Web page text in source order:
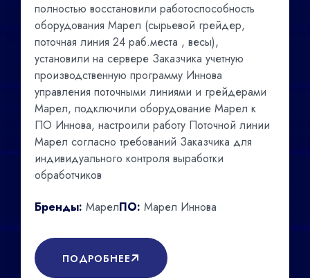
полностью восстановили работоспособность
оборудования Марел (сырьевой грейдер,
поточная линия 24 раб.места , весы),
установили на сервере Заказчика учетную
производственную программу Иннова
управления поточными линиями и грейдерами
Марел, подключили оборудование Марел к
ПО Иннова, настроили работу Поточной линии
Марел согласно требований Заказчика для
индивидуального контроля выработки
обработчиков
Бренды: МарелПО: Марел Иннова
ПОДРОБНЕЕ